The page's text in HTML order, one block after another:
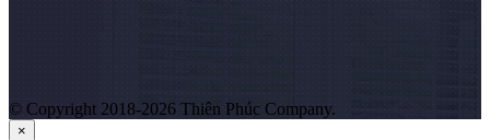
© Copyright 2018-2026 Thiên Phúc Company.
×